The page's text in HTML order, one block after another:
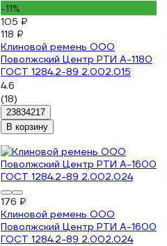
-11%
105 ₽
118 ₽
Клиновой ремень ООО
Поволжский Центр РТИ А-1180
ГОСТ 1284.2-89 2.002.015
4.6
(18)
23834217
В корзину
176 ₽
Клиновой ремень ООО
Поволжский Центр РТИ А-1600
ГОСТ 1284.2-89 2.002.024